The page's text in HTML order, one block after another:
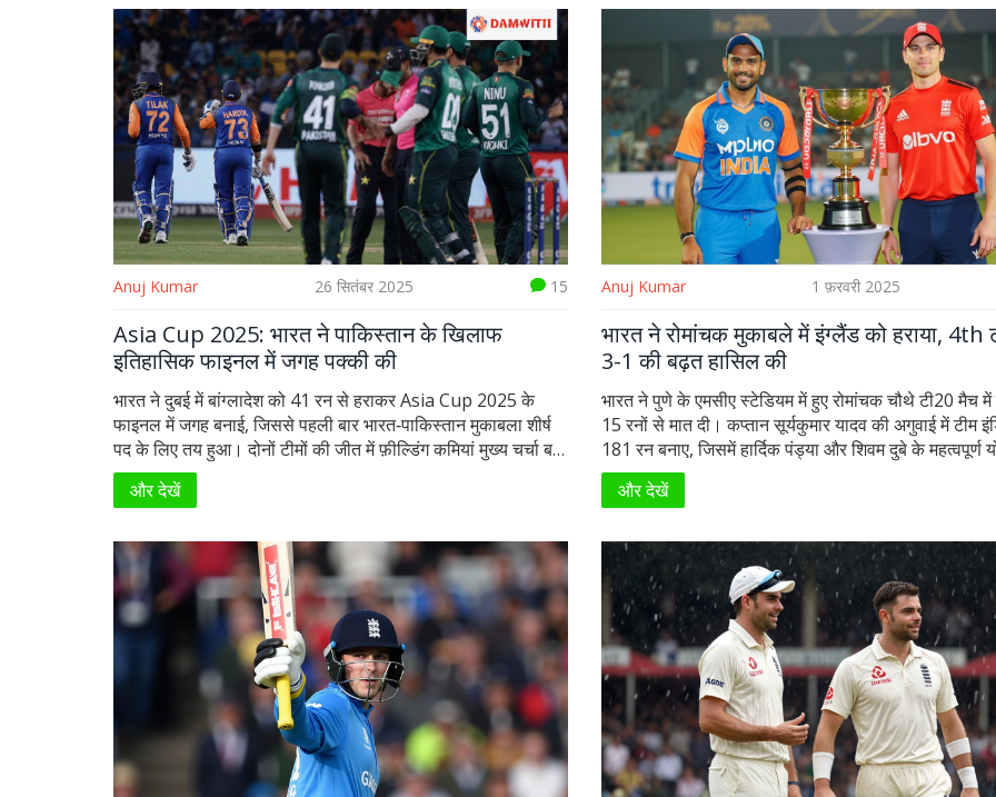
Anuj Kumar 26 सितंबर 2025 15
Asia Cup 2025: भारत ने पाकिस्तान के खिलाफ
इतिहासिक फाइनल में जगह पक्की की
भारत ने दुबई में बांग्लादेश को 41 रन से हराकर Asia Cup 2025 के
फाइनल में जगह बनाई, जिससे पहली बार भारत‑पाकिस्तान मुकाबला शीर्ष
पद के लिए तय हुआ। दोनों टीमों की जीत में फ़ील्डिंग कमियां मुख्य चर्चा बन
गईं। यह मुकाबला 28 सितंबर को नियत है।
और देखें
Anuj Kumar 1 फ़रवरी 2025
भारत ने रोमांचक मुकाबले में इंग्लैंड को हराया, 4th
3-1 की बढ़त हासिल की
भारत ने पुणे के एमसीए स्टेडियम में हुए रोमांचक चौथे टी20 मैच
15 रनों से मात दी। कप्तान सूर्यकुमार यादव की अगुवाई में टीम
181 रन बनाए, जिसमें हार्दिक पंड्या और शिवम दुबे के महत्वपूर्ण
शामिल थे। रवी बिश्नोई और हर्षित राणा की शानदार गेंदबाजी की
इंग्लैंड की टीम 166 रन बनाकर आउट हो गई, जिससे भारत ने
और देखें